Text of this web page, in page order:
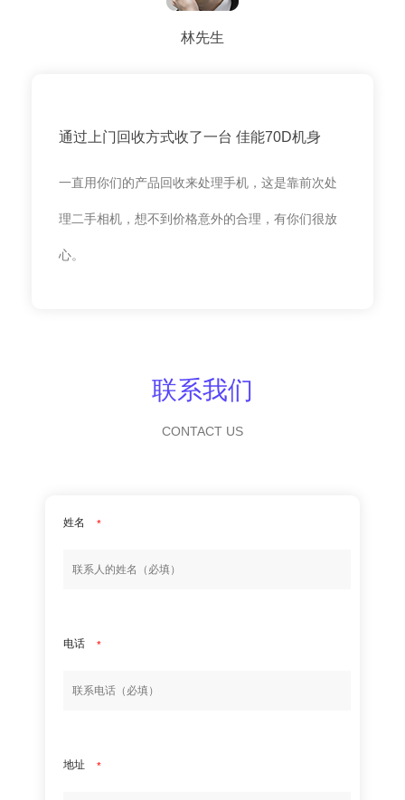
林先生
通过上门回收方式收了一台 佳能70D机身
一直用你们的产品回收来处理手机，这是靠前次处
理二手相机，想不到价格意外的合理，有你们很放
心。
联系我们
CONTACT US
姓名 *
电话 *
地址 *